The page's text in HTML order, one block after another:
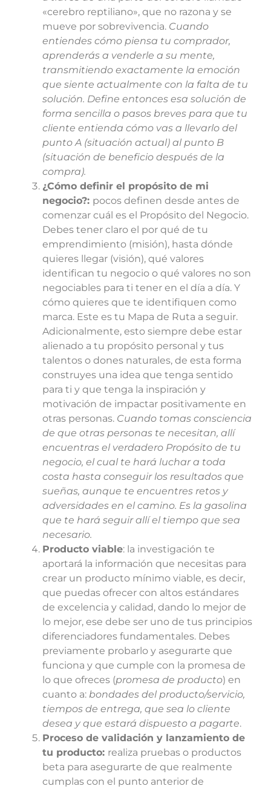
«cerebro reptiliano», que no razona y se
mueve por sobrevivencia. Cuando
entiendes cómo piensa tu comprador,
aprenderás a venderle a su mente,
transmitiendo exactamente la emoción
que siente actualmente con la falta de tu
solución. Define entonces esa solución de
forma sencilla o pasos breves para que tu
cliente entienda cómo vas a llevarlo del
punto A (situación actual) al punto B
(situación de beneficio después de la
compra).
¿Cómo definir el propósito de mi
negocio?: pocos definen desde antes de
comenzar cuál es el Propósito del Negocio.
Debes tener claro el por qué de tu
emprendimiento (misión), hasta dónde
quieres llegar (visión), qué valores
identifican tu negocio o qué valores no son
negociables para ti tener en el día a día. Y
cómo quieres que te identifiquen como
marca. Este es tu Mapa de Ruta a seguir.
Adicionalmente, esto siempre debe estar
alienado a tu propósito personal y tus
talentos o dones naturales, de esta forma
construyes una idea que tenga sentido
para ti y que tenga la inspiración y
motivación de impactar positivamente en
otras personas. Cuando tomas consciencia
de que otras personas te necesitan, allí
encuentras el verdadero Propósito de tu
negocio, el cual te hará luchar a toda
costa hasta conseguir los resultados que
sueñas, aunque te encuentres retos y
adversidades en el camino. Es la gasolina
que te hará seguir allí el tiempo que sea
necesario.
Producto viable: la investigación te
aportará la información que necesitas para
crear un producto mínimo viable, es decir,
que puedas ofrecer con altos estándares
de excelencia y calidad, dando lo mejor de
lo mejor, ese debe ser uno de tus principios
diferenciadores fundamentales. Debes
previamente probarlo y asegurarte que
funciona y que cumple con la promesa de
lo que ofreces (promesa de producto) en
cuanto a: bondades del producto/servicio,
tiempos de entrega, que sea lo cliente
desea y que estará dispuesto a pagarte.
Proceso de validación y lanzamiento de
tu producto: realiza pruebas o productos
beta para asegurarte de que realmente
cumplas con el punto anterior de